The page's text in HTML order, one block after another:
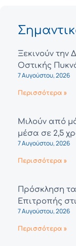
Ξεκινούν την
Οστικής
7 Αυγούστου, 2026
Περισσότερα »
Μιλούν από
μέσα σε 2,5
7 Αυγούστου, 2026
Περισσότερα »
Πρόσκληση
Επιτροπής
7 Αυγούστου, 2026
Περισσότερα »